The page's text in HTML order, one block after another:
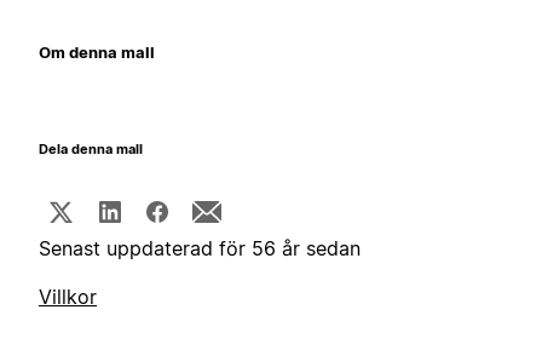
Om denna mall
Dela denna mall
Senast uppdaterad för 56 år sedan
Villkor